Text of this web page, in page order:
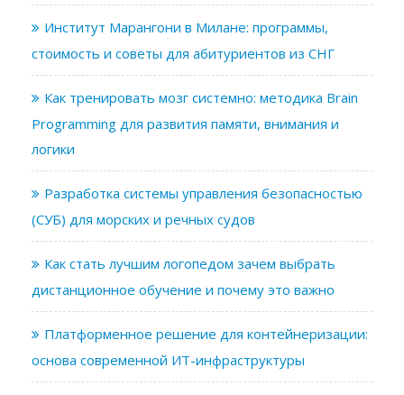
Институт Марангони в Милане: программы,
стоимость и советы для абитуриентов из СНГ
Как тренировать мозг системно: методика Brain
Programming для развития памяти, внимания и
логики
Разработка системы управления безопасностью
(СУБ) для морских и речных судов
Как стать лучшим логопедом зачем выбрать
дистанционное обучение и почему это важно
Платформенное решение для контейнеризации:
основа современной ИТ-инфраструктуры